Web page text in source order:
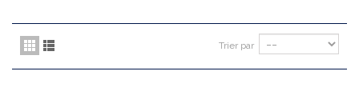
Trier par